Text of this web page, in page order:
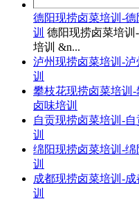
德阳现捞卤菜培训-
训 德阳现捞卤菜培
培训 &n...
泸州现捞卤菜培训-
训
攀枝花现捞卤菜培训
卤味培训
自贡现捞卤菜培训-
训
绵阳现捞卤菜培训-
训
成都现捞卤菜培训-
训